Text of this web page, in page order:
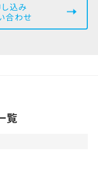
込み
合わせ
覧